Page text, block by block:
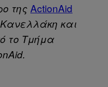
της ActionAid
και
το Τμήμα